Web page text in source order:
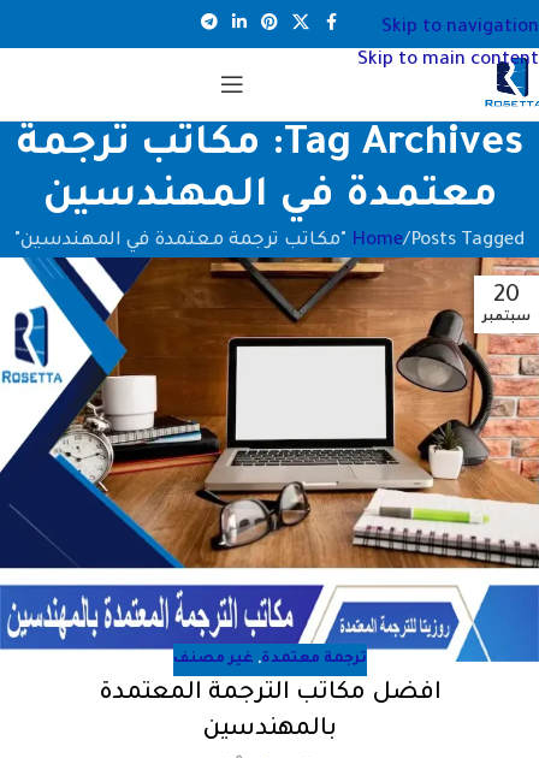
Skip to navigation
Skip to main content
Tag Archives: مكاتب ترجمة
معتمدة في المهندسين
Home Posts Tagged "مكاتب ترجمة معتمدة في المهندسين"
20
سبتمبر
ترجمة معتمدة, غير مصنف
افضل مكاتب الترجمة المعتمدة
بالمهندسين